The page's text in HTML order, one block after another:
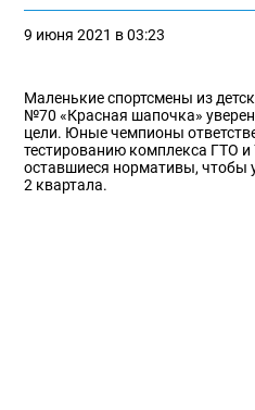
9 июня 2021 в 03:23
Маленькие спортсмены из
№70 «Красная шапочка»
цели. Юные чемпионы
тестированию комплекса ГТО
оставшиеся нормативы, чтобы
2 квартала.